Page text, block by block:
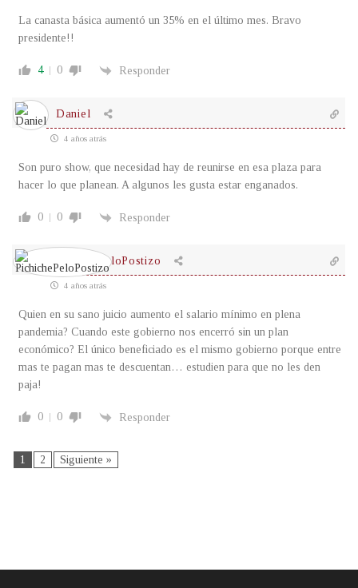
La canasta básica aumentó un 35% en el último mes. Bravo
presidente!!
4 0 Responder
Daniel
4 años atrás
Son puro show, que necesidad hay de reunirse en esa plaza para
hacer lo que planean. A algunos les gusta estar enganados.
0 0 Responder
PichichePeloPostizo
4 años atrás
Quien en su sano juicio aumento el salario mínimo en plena
pandemia? Cuando este gobierno nos encerró sin un plan
económico? El único beneficiado es el mismo gobierno porque entre
mas te pagan mas te descuentan… estudien para que no les den
paja!
0 0 Responder
1 2 Siguiente »